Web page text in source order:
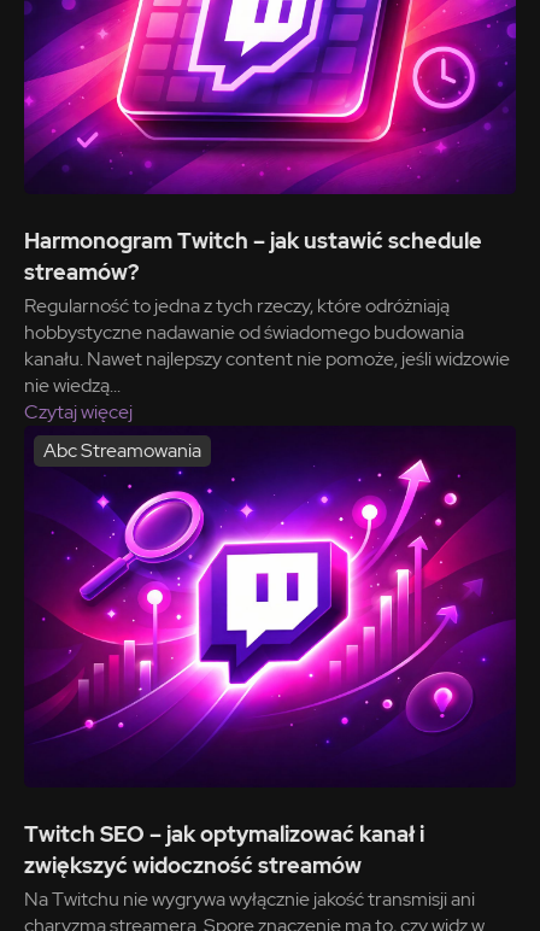
Harmonogram Twitch – jak ustawić schedule
streamów?
Regularność to jedna z tych rzeczy, które odróżniają
hobbystyczne nadawanie od świadomego budowania
kanału. Nawet najlepszy content nie pomoże, jeśli widzowie
nie wiedzą...
Czytaj więcej
Abc Streamowania
Twitch SEO – jak optymalizować kanał i
zwiększyć widoczność streamów
Na Twitchu nie wygrywa wyłącznie jakość transmisji ani
charyzma streamera. Spore znaczenie ma to, czy widz w